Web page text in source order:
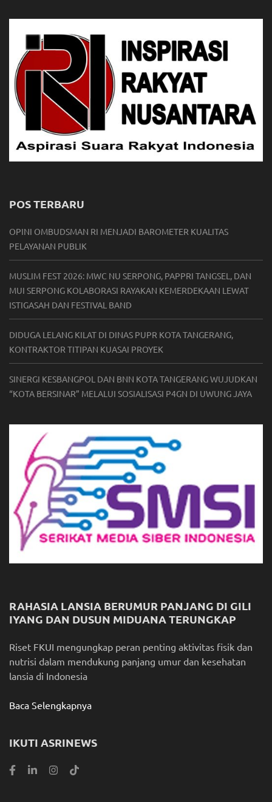
POS TERBARU
OPINI OMBUDSMAN RI MENJADI BAROMETER KUALITAS
PELAYANAN PUBLIK
MUSLIM FEST 2026: MWC NU SERPONG, PAPPRI TANGSEL, DAN
MUI SERPONG KOLABORASI RAYAKAN KEMERDEKAAN LEWAT
ISTIGASAH DAN FESTIVAL BAND
DIDUGA LELANG KILAT DI DINAS PUPR KOTA TANGERANG,
KONTRAKTOR TITIPAN KUASAI PROYEK
SINERGI KESBANGPOL DAN BNN KOTA TANGERANG WUJUDKAN
“KOTA BERSINAR” MELALUI SOSIALISASI P4GN DI UWUNG JAYA
RAHASIA LANSIA BERUMUR PANJANG DI GILI
IYANG DAN DUSUN MIDUANA TERUNGKAP
Riset FKUI mengungkap peran penting aktivitas fisik dan
nutrisi dalam mendukung panjang umur dan kesehatan
lansia di Indonesia
Baca Selengkapnya
IKUTI ASRINEWS